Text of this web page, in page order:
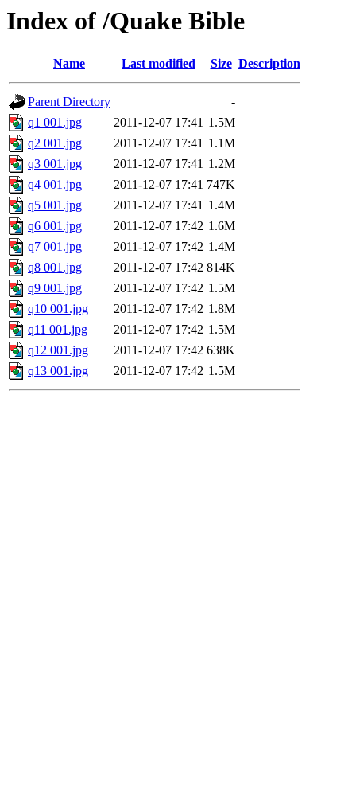
Index of /Quake Bible
Name Last modified Size Description
Parent Directory
-
q1 001.jpg
2011-12-07 17:41 1.5M
q2 001.jpg
2011-12-07 17:41 1.1M
q3 001.jpg
2011-12-07 17:41 1.2M
q4 001.jpg
2011-12-07 17:41 747K
q5 001.jpg
2011-12-07 17:41 1.4M
q6 001.jpg
2011-12-07 17:42 1.6M
q7 001.jpg
2011-12-07 17:42 1.4M
q8 001.jpg
2011-12-07 17:42 814K
q9 001.jpg
2011-12-07 17:42 1.5M
q10 001.jpg
2011-12-07 17:42 1.8M
q11 001.jpg
2011-12-07 17:42 1.5M
q12 001.jpg
2011-12-07 17:42 638K
q13 001.jpg
2011-12-07 17:42 1.5M